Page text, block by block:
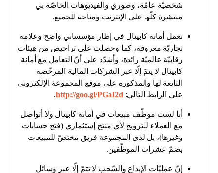
شخصيّة عامّة، وصوري والفيديوهات الخاصّة بي
منتشرة كلّها على الإنترنت ومتاحة للجميع.
تعمل أمانة كابيتال في إطار مؤسساتي واضح وعلامة
تجاريّة معروفة، كما وحصلت على تراخيص من هيئات
رقابيّة عالميّة رائدة، وأشدّد على أنّ التعامل مع أمانة
كابيتال لا يتمّ إلّا عبر الشركات المالية المرخّصة
التابعة لها والمذكورة على موقع المجموعة الإلكتروني
على الرابط التالي: http://goo.gl/PGaI2d
.
أنا لست موظّف مبيعات في أمانة كابيتال ولا أتواصل
مع العملاء للترويج لأي منتج إستثماري (فتح حسابات
وغيرها)، بل لدى المجموعة فريق مختصّ للمبيعات
يضمّ عشرات الموظّفين.
إنّ عمليّات الإيداع والسّحب لا تتمّ إلّا عبر وسائل